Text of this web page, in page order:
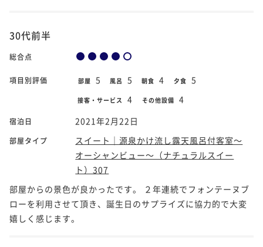
30代前半
総合点
項目別評価 部屋 5 風呂 5 朝食 4 夕食 5
接客・サービス 4 その他設備 4
宿泊日 2021年2月22日
部屋タイプ
スイート｜源泉かけ流し露天風呂付客室～
オーシャンビュー～（ナチュラルスイー
ト）307
部屋からの景色が良かったです。 ２年連続でフォンテーヌブ
ローを利用させて頂き、誕生日のサプライズに協力的で大変
嬉しく感じます。